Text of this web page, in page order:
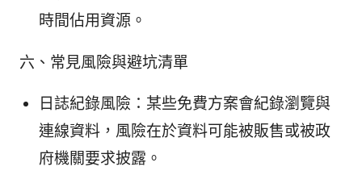
時間佔用資源。
六、常見風險與避坑清單
日誌紀錄風險：某些免費方案會紀錄瀏覽與
連線資料，風險在於資料可能被販售或被政
府機關要求披露。